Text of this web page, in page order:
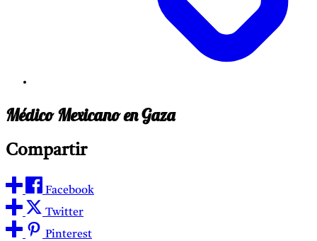
Médico Mexicano en Gaza
Compartir
Facebook
Twitter
Pinterest